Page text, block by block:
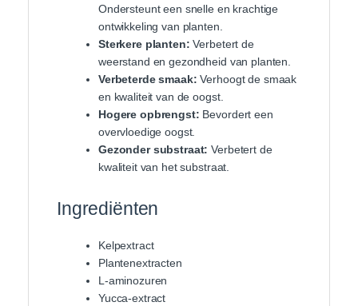
Ondersteunt een snelle en krachtige
ontwikkeling van planten.
Sterkere planten: Verbetert de
weerstand en gezondheid van planten.
Verbeterde smaak: Verhoogt de smaak
en kwaliteit van de oogst.
Hogere opbrengst: Bevordert een
overvloedige oogst.
Gezonder substraat: Verbetert de
kwaliteit van het substraat.
Ingrediënten
Kelpextract
Plantenextracten
L-aminozuren
Yucca-extract